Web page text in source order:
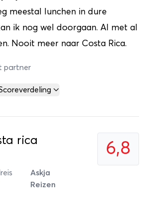
meestal lunchen in dure
ik nog wel doorgaan. Al met al
Nooit meer naar Costa Rica.
partner
6,8
rica
Askja
Reizen